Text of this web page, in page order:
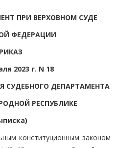
ПРИ ВЕРХОВНОМ СУДЕ
ФЕДЕРАЦИИ
2023 г. N 18
СУДЕБНОГО ДЕПАРТАМЕНТА
РЕСПУБЛИКЕ
конституционным законом